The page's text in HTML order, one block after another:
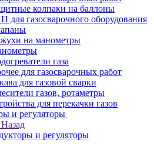
колпаки на баллоны
для газосварочного оборудования
на манометры
газа
для газосварочных работ
для газовой сварки
газов, ротаметры
для перекачки газов
и регуляторы
Назад
и регуляторы